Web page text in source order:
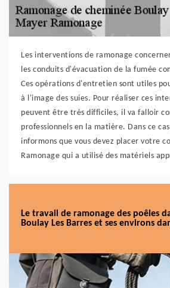
Les interventions de ramonage
les conduits d'évacuation de la fumée
Ces opérations d'entretien sont utiles
à l'image des suies. Pour réaliser ces
peuvent être très difficiles, il va falloir
professionnels en la matière. Dans ce
informons que vous devez placer votre
Ramonage qui a utilisé des matériels
Le travail de ramonage des poêles
Boulay Les Barres et ses environs